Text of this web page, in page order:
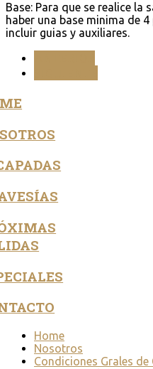
Base: Para que se realice la
haber una base minima de
incluir guias y auxiliares.
Home
Nosotros
Condiciones Grales